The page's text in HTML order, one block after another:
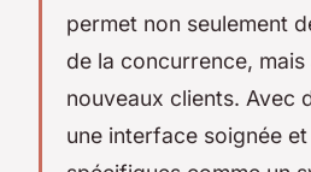
permet non seulement
de la concurrence,
nouveaux clients. Avec
une interface soignée